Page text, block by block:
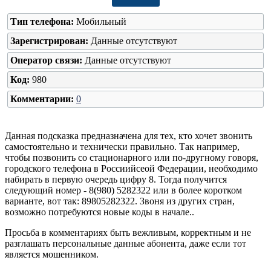
Тип телефона: Мобильный
Зарегистрирован: Данные отсутствуют
Оператор связи: Данные отсутствуют
Код: 980
Комментарии: 0
Данная подсказка предназначена для тех, кто хочет звонить
самостоятельно и технически правильно. Так например,
чтобы позвонить со стационарного или по-другному говоря,
городского телефона в Россиийсеой Федерации, необходимо
набирать в первую очередь цифру 8. Тогда получится
следующий номер - 8(980) 5282322 или в более коротком
варианте, вот так: 89805282322. Звоня из других стран,
возможно потребуются новые коды в начале..
Просьба в комментариях быть вежливым, корректным и не
разглашать персональные данные абонента, даже если тот
является мошенником.